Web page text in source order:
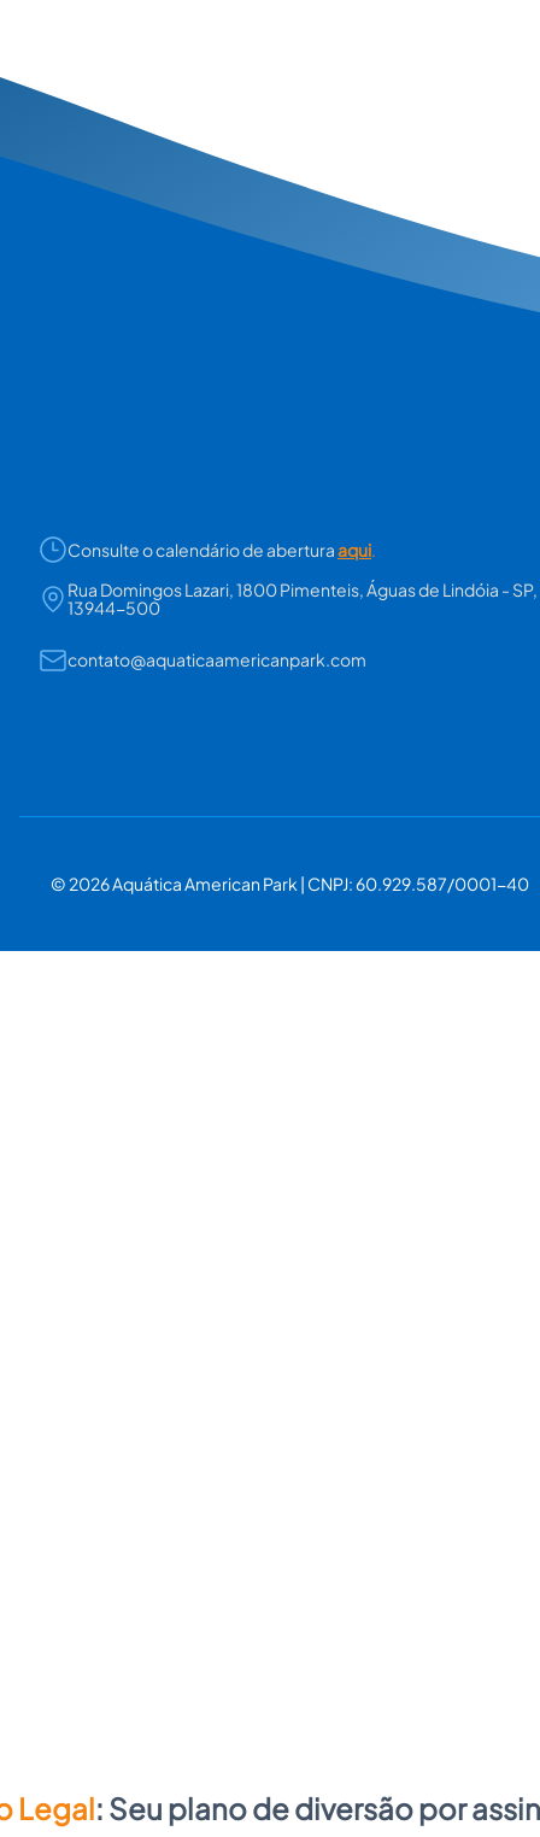
Consulte o calendário de aberturaaqui.
Rua Domingos Lazari, 1800 Pimenteis, Águas de Lindóia - SP,
13944-500
contato@aquaticaamericanpark.com
© 2026 Aquática American Park | CNPJ: 60.929.587/0001-40
Legal: Seu plano de diversão por